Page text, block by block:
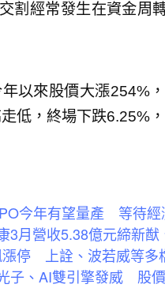
割經常發生在資金周
以來股價大漲254%
低，終場下跌6.25%
今年有望量產 等待經
月營收5.38億元締新猷
停 上詮、波若威等多
子、AI雙引擎發威 股